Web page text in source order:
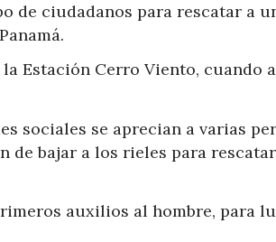
de ciudadanos para rescatar a
Estación Cerro Viento, cuando
sociales se aprecian a varias
de bajar a los rieles para
auxilios al hombre, para